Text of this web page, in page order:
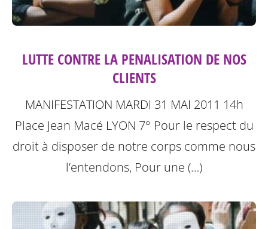
LUTTE CONTRE LA PENALISATION DE NOS
CLIENTS
MANIFESTATION MARDI 31 MAI 2011 14h
Place Jean Macé LYON 7° Pour le respect du
droit à disposer de notre corps comme nous
l’entendons, Pour une (…)